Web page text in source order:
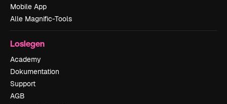
Mobile App
Alle Magnific-Tools
Loslegen
Academy
Dokumentation
Support
AGB